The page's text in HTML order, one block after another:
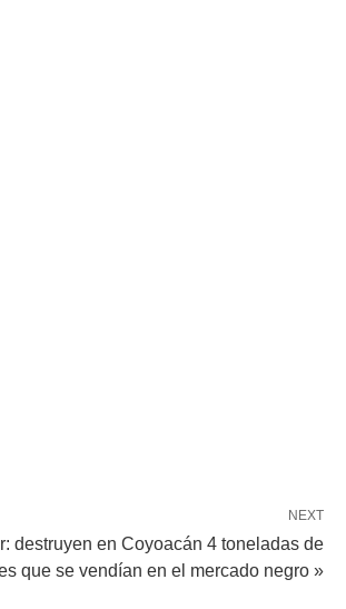
NEXT
destruyen en Coyoacán 4 toneladas de
que se vendían en el mercado negro »